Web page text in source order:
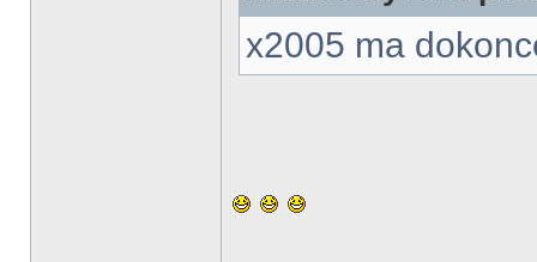
x2005 ma